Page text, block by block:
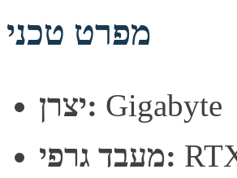
מפרט טכני
יצרן: Gigabyte
מעבד גרפי: